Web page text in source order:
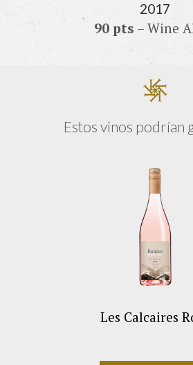
2017
90 pts – Wine
Estos vinos podrían
Les Calcaires